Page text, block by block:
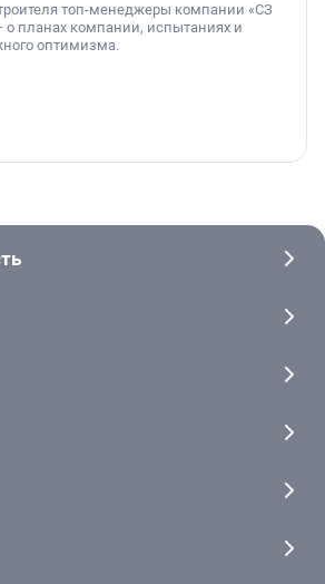
топ-менеджеры компании «СЗ
о планах компании, испытаниях и
оптимизма.